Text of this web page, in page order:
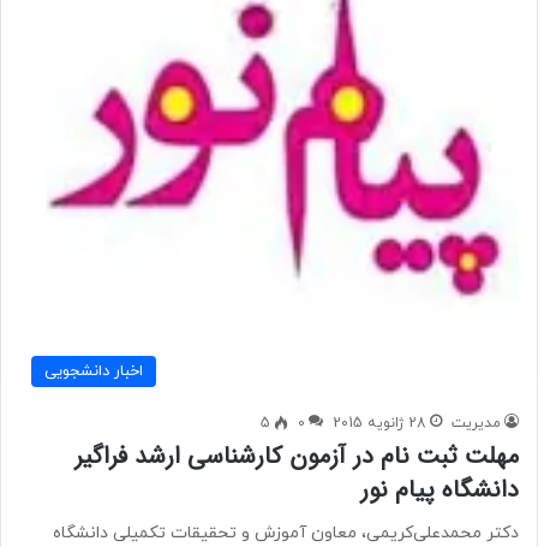
اخبار دانشجویی
مدیریت 28 ژانویه 2015 0
5
مهلت ثبت نام در آزمون کارشناسی ارشد فراگیر
دانشگاه پیام نور
دکتر‌ محمدعلی‌کریمی، معاون آموزش و تحقیقات تکمیلی دانشگاه